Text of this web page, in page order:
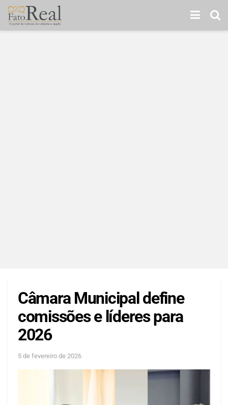
Câmara Municipal define
comissões e líderes para
2026
5 de fevereiro de 2026